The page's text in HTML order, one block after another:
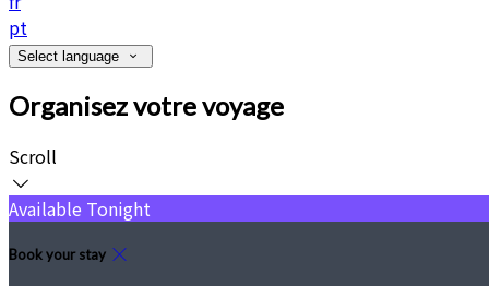
pt
Select language
Organisez votre voyage
Scroll
Available Tonight
Book your stay